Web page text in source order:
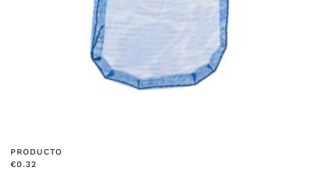
PRODUCTO
€0.32